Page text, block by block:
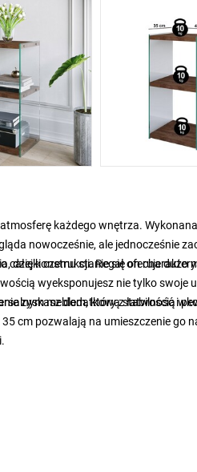
każdego wnętrza.
nowocześnie, ale jednocześnie
dzięki czemu stanie się on
konstrukcji. Regał oferuje dużo
wyeksponujesz nie tylko swoje
zyskasz dodatkową stabilność i
meblem, który z łatwością
cm pozwalają na umieszczenie go